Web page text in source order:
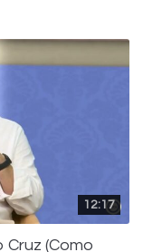
12:17
Cruz (Como